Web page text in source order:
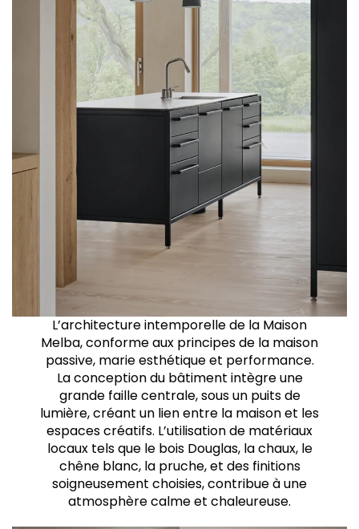
L’architecture intemporelle de la Maison
Melba, conforme aux principes de la maison
passive, marie esthétique et performance.
La conception du bâtiment intègre une
grande faille centrale, sous un puits de
lumière, créant un lien entre la maison et les
espaces créatifs. L’utilisation de matériaux
locaux tels que le bois Douglas, la chaux, le
chêne blanc, la pruche, et des finitions
soigneusement choisies, contribue à une
atmosphère calme et chaleureuse.